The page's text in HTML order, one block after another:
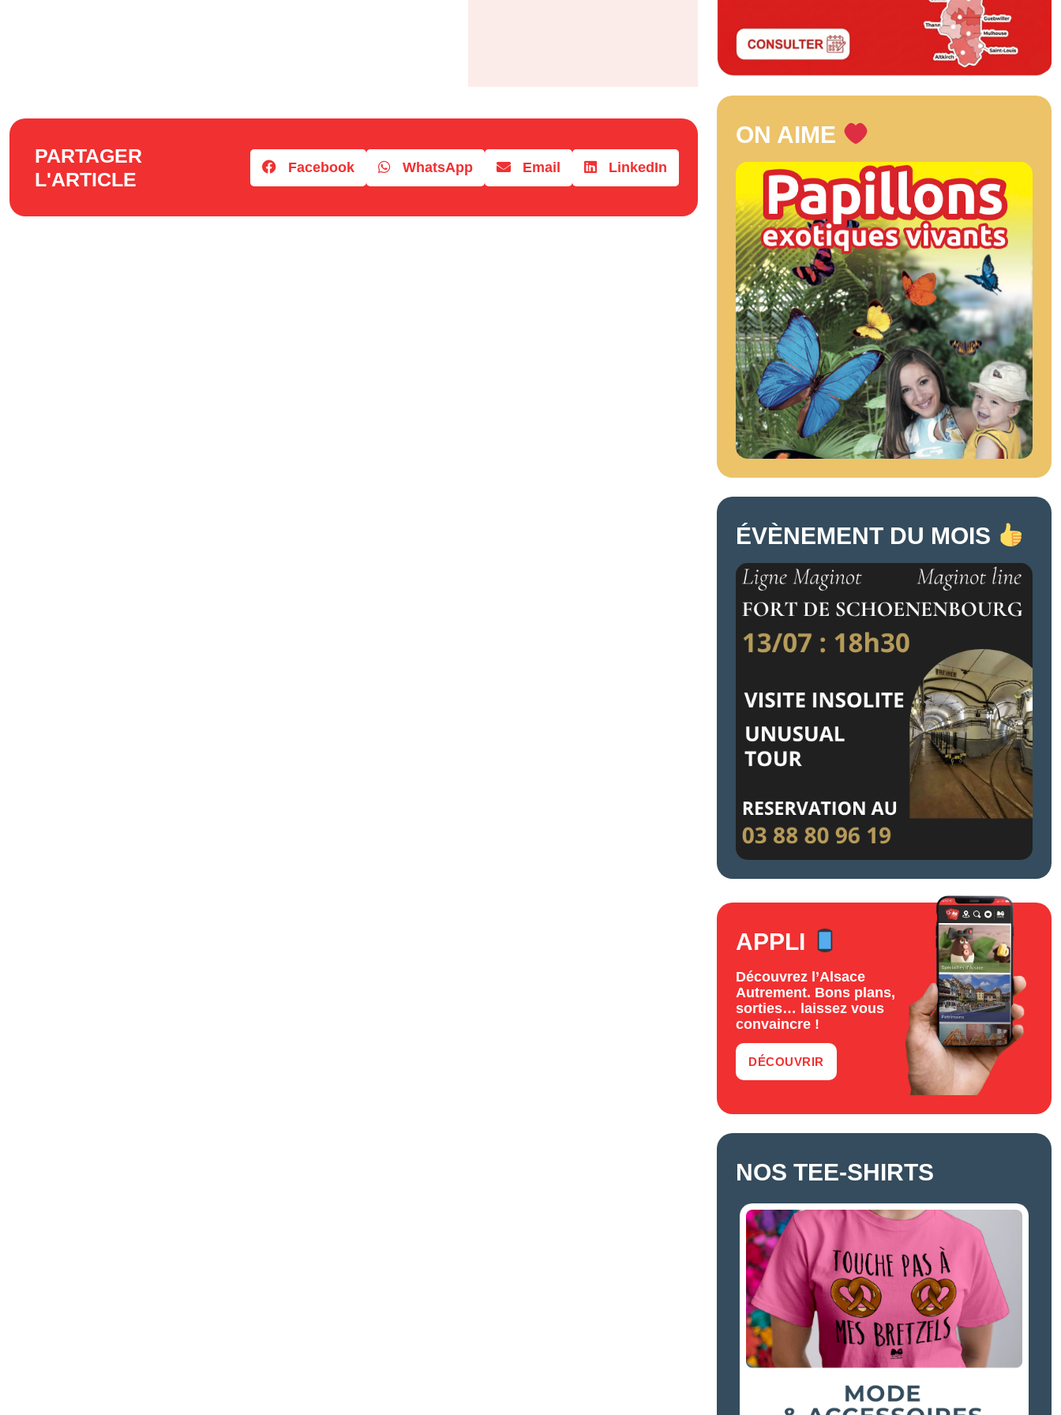
PARTAGER
L'ARTICLE
Facebook WhatsApp Email LinkedIn
ON AIME
ÉVÈNEMENT DU MOIS
APPLI
Découvrez l’Alsace
Autrement. Bons plans,
sorties… laissez vous
convaincre !
DÉCOUVRIR
NOS TEE-SHIRTS